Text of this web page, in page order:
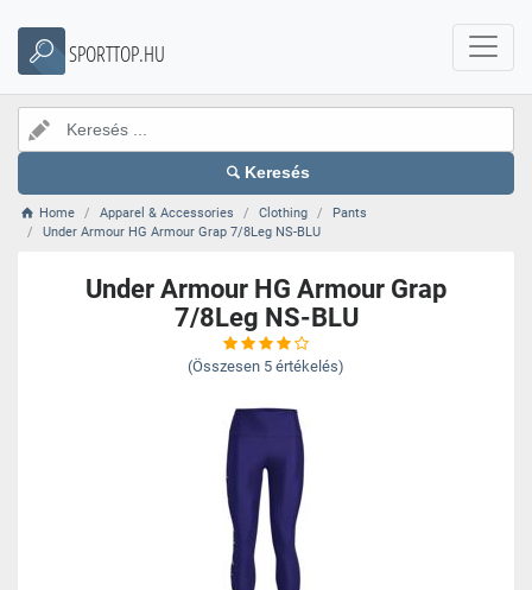
SPORTTOP.HU
Keresés
Home Apparel & Accessories Clothing
Pants
Under Armour HG Armour Grap 7/8Leg NS-BLU
Under Armour HG Armour Grap
7/8Leg NS-BLU
(Összesen 5 értékelés)